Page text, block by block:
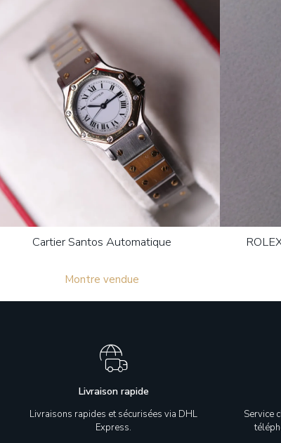
Cartier Santos Automatique
Montre vendue
Livraison rapide
Livraisons rapides et sécurisées via DHL
Express.
Service